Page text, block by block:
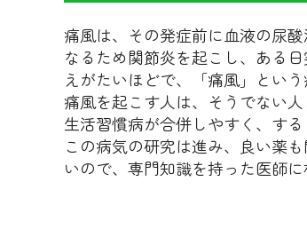
痛風は、その発症前に血液の尿
なるため関節炎を起こし、ある
えがたいほどで、「痛風」とい
痛風を起こす人は、そうでない
生活習慣病が合併しやすく、す
この病気の研究は進み、良い薬
いので、専門知識を持った医師